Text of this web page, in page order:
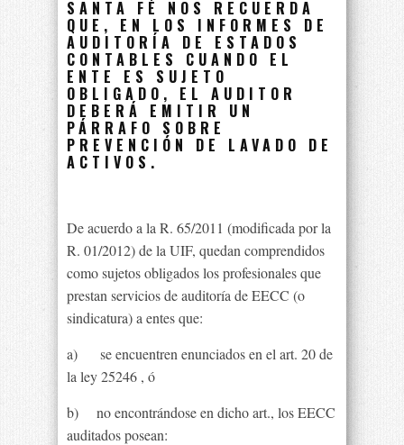
SANTA FÉ NOS RECUERDA
QUE, EN LOS INFORMES DE
AUDITORÍA DE ESTADOS
CONTABLES CUANDO EL
ENTE ES SUJETO
OBLIGADO, EL AUDITOR
DEBERÁ EMITIR UN
PÁRRAFO SOBRE
PREVENCIÓN DE LAVADO DE
ACTIVOS.
De acuerdo a la R. 65/2011 (modificada por la
R. 01/2012) de la UIF, quedan comprendidos
como sujetos obligados los profesionales que
prestan servicios de auditoría de EECC (o
sindicatura) a entes que:
a) se encuentren enunciados en el art. 20 de
la ley 25246 , ó
b) no encontrándose en dicho art., los EECC
auditados posean: